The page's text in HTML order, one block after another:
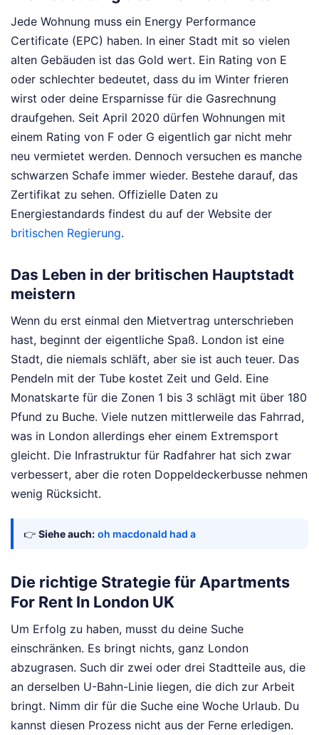
Jede Wohnung muss ein Energy Performance
Certificate (EPC) haben. In einer Stadt mit so vielen
alten Gebäuden ist das Gold wert. Ein Rating von E
oder schlechter bedeutet, dass du im Winter frieren
wirst oder deine Ersparnisse für die Gasrechnung
draufgehen. Seit April 2020 dürfen Wohnungen mit
einem Rating von F oder G eigentlich gar nicht mehr
neu vermietet werden. Dennoch versuchen es manche
schwarzen Schafe immer wieder. Bestehe darauf, das
Zertifikat zu sehen. Offizielle Daten zu
Energiestandards findest du auf der Website der
britischen Regierung.
Das Leben in der britischen Hauptstadt
meistern
Wenn du erst einmal den Mietvertrag unterschrieben
hast, beginnt der eigentliche Spaß. London ist eine
Stadt, die niemals schläft, aber sie ist auch teuer. Das
Pendeln mit der Tube kostet Zeit und Geld. Eine
Monatskarte für die Zonen 1 bis 3 schlägt mit über 180
Pfund zu Buche. Viele nutzen mittlerweile das Fahrrad,
was in London allerdings eher einem Extremsport
gleicht. Die Infrastruktur für Radfahrer hat sich zwar
verbessert, aber die roten Doppeldeckerbusse nehmen
wenig Rücksicht.
👉 Siehe auch: oh macdonald had a
Die richtige Strategie für Apartments
For Rent In London UK
Um Erfolg zu haben, musst du deine Suche
einschränken. Es bringt nichts, ganz London
abzugrasen. Such dir zwei oder drei Stadtteile aus, die
an derselben U-Bahn-Linie liegen, die dich zur Arbeit
bringt. Nimm dir für die Suche eine Woche Urlaub. Du
kannst diesen Prozess nicht aus der Ferne erledigen.